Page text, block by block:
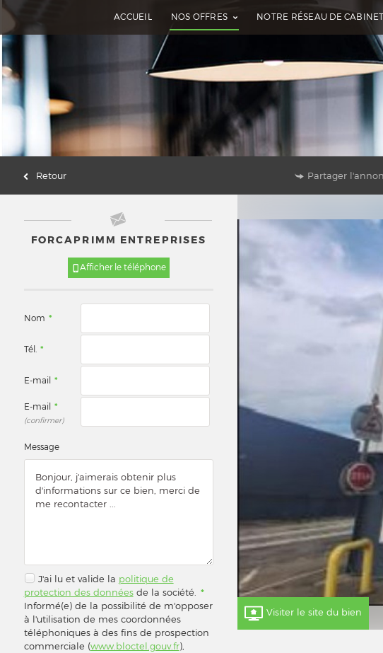
ACCUEIL NOS OFFRES NOTRE RÉSEAU DE
Retour Partager
FORCAPRIMM ENTREPRISES
Afficher le téléphone
Nom *
Tél. *
E-mail *
E-mail *
(confirmer)
Message
J'ai lu et valide la politique de
protection des donnéesde la société. *
Informé(e) de la possibilité de m'opposer
à l'utilisation de mes coordonnées
téléphoniques à des fins de prospection
commerciale (www.bloctel.gouv.fr),
Visiter le site du bien